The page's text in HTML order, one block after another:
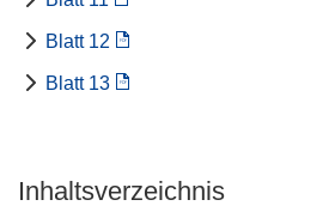
Blatt 12
Blatt 13
Inhaltsverzeichnis